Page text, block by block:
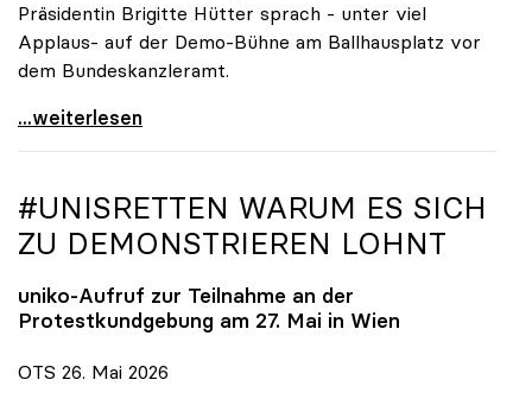
Präsidentin Brigitte Hütter sprach - unter viel
Applaus- auf der Demo-Bühne am Ballhausplatz vor
dem Bundeskanzleramt.
\"Wir nehmen es nicht hin\": Rede von
...weiterlesen
#UNISRETTEN WARUM ES SICH
ZU DEMONSTRIEREN LOHNT
uniko-Aufruf zur Teilnahme an der
Protestkundgebung am 27. Mai in Wien
OTS 26. Mai 2026